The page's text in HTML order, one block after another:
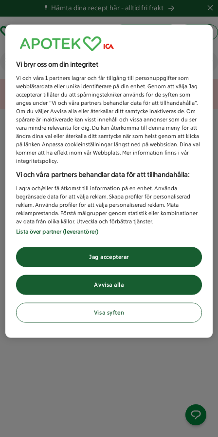
💊 Hämta dina recept här -alltid fri frakt
Vad letar du efter idag?
Unknown error
Vi bryr oss om din integritet
Vi och våra1 partners lagrar och får tillgång till personuppgifter som
webbläsardata eller unika identifierare på din enhet. Genom att välja Jag
accepterar tillåter du att spårningstekniker används för de syften som
anges under ”Vi och våra partners behandlar data för att tillhandahålla”.
Om du väljer Avvisa alla eller återkallar ditt samtycke inaktiveras de. Om
spårare är inaktiverade kan visst innehåll och vissa annonser som du ser
vara mindre relevanta för dig. Du kan återkomma till denna meny för att
ändra dina val eller återkalla ditt samtycke när som helst genom att klicka
på länken Anpassa cookieinställningar längst ned på webbsidan. Dina val
kommer att ha effekt inom vår Webbplats. Mer information finns i vår
integritetspolicy.
Vi och våra partners behandlar data för att tillhandahålla:
Lagra och/eller få åtkomst till information på en enhet. Använda
begränsade data för att välja reklam. Skapa profiler för personaliserad
reklam. Använda profiler för att välja personaliserad reklam. Mäta
reklamprestanda. Förstå målgrupper genom statistik eller kombinationer
av data från olika källor. Utveckla och förbättra tjänster.
Lista över partner (leverantörer)
Avvisa alla
Jag accepterar
Visa syften